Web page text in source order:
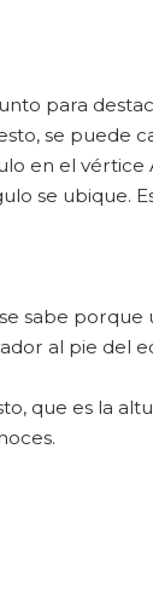
para
se puede
en el vértice
se ubique.
sabe porque
al pie del
que es la